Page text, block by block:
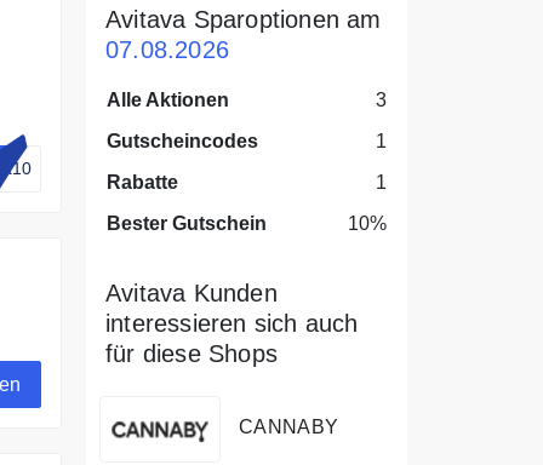
va10
Avitava Sparoptionen am
07.08.2026
Alle Aktionen
3
Gutscheincodes
1
Rabatte
1
Bester Gutschein
10%
Avitava Kunden
interessieren sich auch
für diese Shops
CANNABY